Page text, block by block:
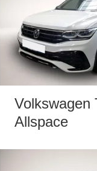
Volkswagen
Allspace